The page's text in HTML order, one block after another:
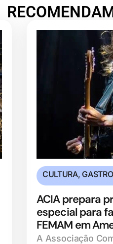
CULTURA,
ACIA prepara
especial para
FEMAM em
A Associação